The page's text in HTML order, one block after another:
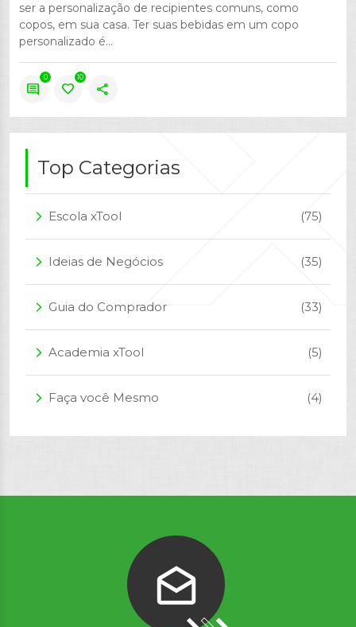
ser a personalização de recipientes comuns, como
copos, em sua casa. Ter suas bebidas em um copo
personalizado é...
comment
0
favorite
10
share
Top Categorias
arrow_forward_ios Escola xTool (75)
arrow_forward_ios Ideias de Negócios (35)
arrow_forward_ios Guia do Comprador (33)
arrow_forward_ios Academia xTool (5)
arrow_forward_ios Faça você Mesmo (4)